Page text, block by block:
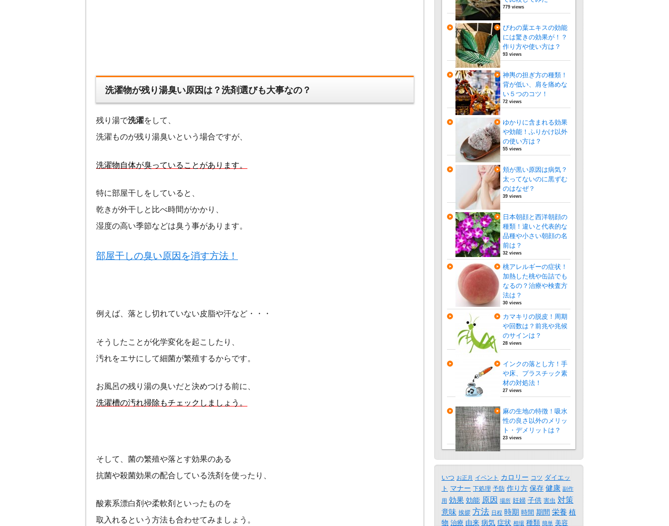
洗濯物が残り湯臭い原因は？洗剤選びも大事なの？
残り湯で洗濯をして、
洗濯ものが残り湯臭いという場合ですが、
洗濯物自体が臭っていることがあります。
特に部屋干しをしていると、
乾きが外干しと比べ時間がかかり、
湿度の高い季節などは臭う事があります。
部屋干しの臭い原因を消す方法！
例えば、落とし切れていない皮脂や汗など・・・
そうしたことが化学変化を起こしたり、
汚れをエサにして細菌が繁殖するからです。
お風呂の残り湯の臭いだと決めつける前に、
洗濯槽の汚れ掃除もチェックしましょう。
そして、菌の繁殖や落とす効果のある
抗菌や殺菌効果の配合している洗剤を使ったり、
酸素系漂白剤や柔軟剤といったものを
取入れるという方法も合わせてみましょう。
779 views
びわの葉エキスの効能
には驚きの効果が！？
作り方や使い方は？
93 views
神輿の担ぎ方の種類！
背が低い、肩を痛めな
い５つのコツ！
72 views
ゆかりに含まれる効果
や効能！ふりかけ以外
の使い方は？
55 views
頬が黒い原因は病気？
太ってないのに黒ずむ
のはなぜ？
39 views
日本朝顔と西洋朝顔の
種類！違いと代表的な
品種や小さい朝顔の名
前は？
32 views
桃アレルギーの症状！
加熱した桃や缶詰でも
なるの？治療や検査方
法は？
30 views
カマキリの脱皮！周期
や回数は？前兆や兆候
のサインは？
28 views
インクの落とし方！手
や床、プラスチック素
材の対処法！
27 views
麻の生地の特徴！吸水
性の良さ以外のメリッ
ト・デメリットは？
23 views
いつ お正月 イベント カロリー コツ ダイエッ
ト マナー 下処理 予防 作り方 保存 健康 副作
用 効果 効能 原因 場所 妊婦 子供 害虫 対策
意味 挨拶 方法 日程 時期 時間 期間 栄養 植
物 治療 由来 病気 症状 相場 種類 簡単 美容